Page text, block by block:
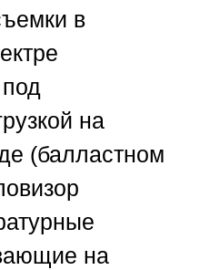
в
на
(балластном
на